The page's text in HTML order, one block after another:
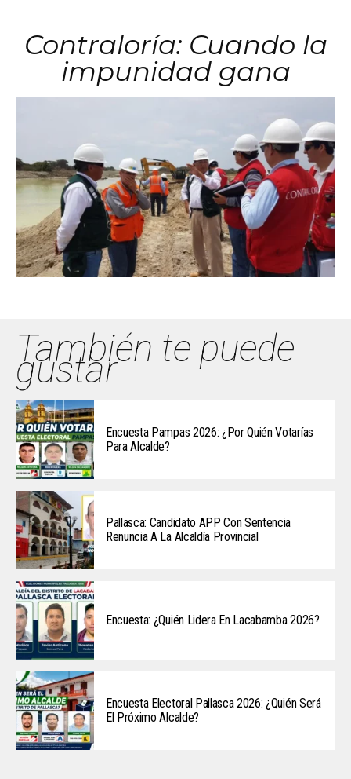
Contraloría: Cuando la
impunidad gana
También te puede
gustar
Encuesta Pampas 2026: ¿Por Quién Votarías
Para Alcalde?
Pallasca: Candidato APP Con Sentencia
Renuncia A La Alcaldía Provincial
Encuesta: ¿Quién Lidera En Lacabamba 2026?
Encuesta Electoral Pallasca 2026: ¿Quién Será
El Próximo Alcalde?